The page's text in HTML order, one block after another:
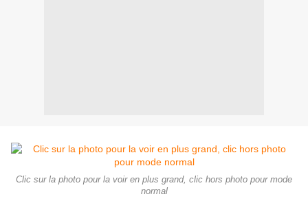
Clic sur la photo pour la voir en plus grand, clic hors photo pour mode
normal